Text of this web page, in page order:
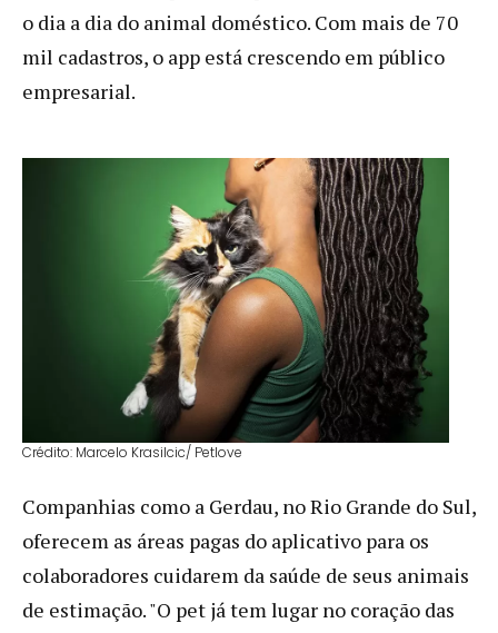
o dia a dia do animal doméstico. Com mais de 70
mil cadastros, o app está crescendo em público
empresarial.
Crédito: Marcelo Krasilcic/ Petlove
Companhias como a Gerdau, no Rio Grande do Sul,
oferecem as áreas pagas do aplicativo para os
colaboradores cuidarem da saúde de seus animais
de estimação. "O pet já tem lugar no coração das